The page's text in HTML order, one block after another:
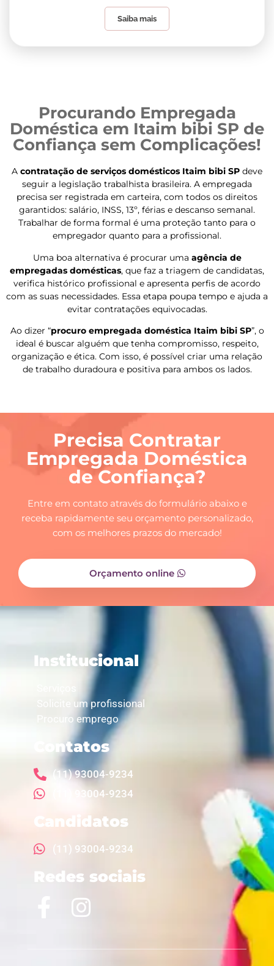
Saiba mais
Procurando Empregada
Doméstica em Itaim bibi SP de
Confiança sem Complicações!
A contratação de serviços domésticos Itaim bibi SP deve
seguir a legislação trabalhista brasileira. A empregada
precisa ser registrada em carteira, com todos os direitos
garantidos: salário, INSS, 13º, férias e descanso semanal.
Trabalhar de forma formal é uma proteção tanto para o
empregador quanto para a profissional.
Uma boa alternativa é procurar uma agência de
empregadas domésticas, que faz a triagem de candidatas,
verifica histórico profissional e apresenta perfis de acordo
com as suas necessidades. Essa etapa poupa tempo e ajuda a
evitar contratações equivocadas.
Ao dizer “procuro empregada doméstica Itaim bibi SP”, o
ideal é buscar alguém que tenha compromisso, respeito,
organização e ética. Com isso, é possível criar uma relação
de trabalho duradoura e positiva para ambos os lados.
Precisa Contratar
Empregada Doméstica
de Confiança?
Entre em contato através do formulário abaixo e
receba rapidamente seu orçamento personalizado,
com os melhores prazos do mercado!
Orçamento online
Institucional
Solicite um profissional
Procuro emprego
Contatos
(11) 93004-9234
(11) 93004-9234
Candidatos
(11) 93004-9234
Redes sociais